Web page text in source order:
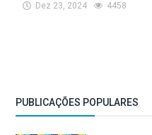
Dez 23, 2024 4458
PUBLICAÇÕES POPULARES